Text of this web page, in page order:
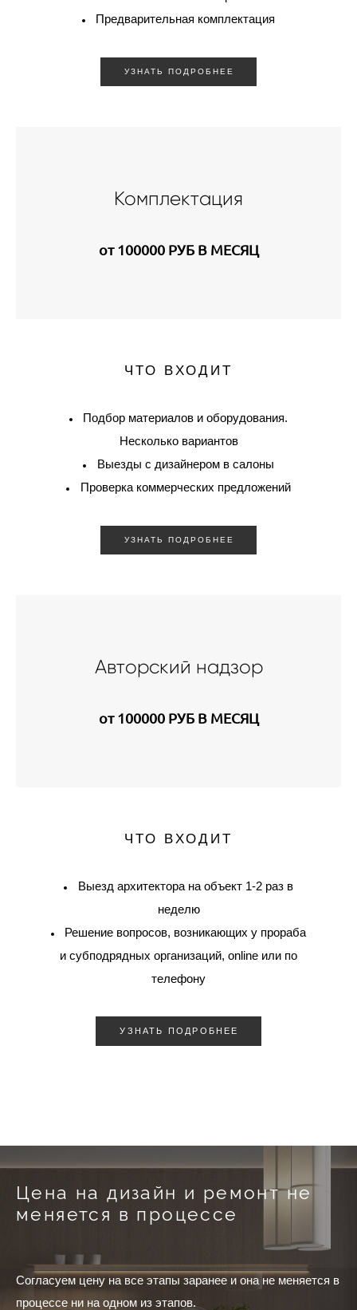
Предварительная комплектация
УЗНАТЬ ПОДРОБНЕЕ
Комплектация
от 100000 РУБ В МЕСЯЦ
ЧТО ВХОДИТ
Подбор материалов и оборудования.
Несколько вариантов
Выезды с дизайнером в салоны
Проверка коммерческих предложений
УЗНАТЬ ПОДРОБНЕЕ
Авторский надзор
от 100000 РУБ В МЕСЯЦ
ЧТО ВХОДИТ
Выезд архитектора на объект 1-2 раз в
неделю
Решение вопросов, возникающих у прораба
и субподрядных организаций, online или по
телефону
УЗНАТЬ ПОДРОБНЕЕ
Цена на дизайн и ремонт не
меняется в процессе
Согласуем цену на все этапы заранее и она не меняется в
процессе ни на одном из этапов.